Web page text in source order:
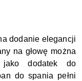
dodanie elegancji
na głowę można
dodatek do
do spania pełni